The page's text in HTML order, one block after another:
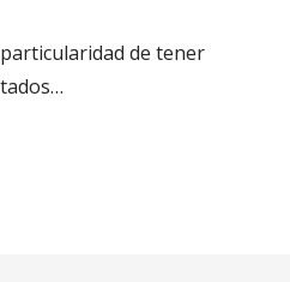
de tener